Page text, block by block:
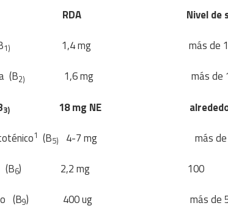
RDA Nivel de
1)
1,4 mg más de
(B2)
1,6 mg más de
3)
18 mg NE alrededor
1 (B5)
4-7 mg más de
(B6) 2,2 mg 100
(B9) 400 ug más de